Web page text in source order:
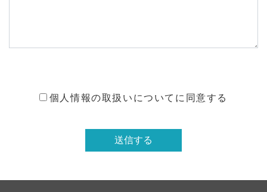
個人情報の取扱いについてに同意する
送信する